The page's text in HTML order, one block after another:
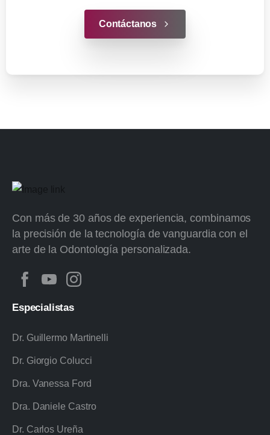
Contáctanos
Con más de 30 años de experiencia, combinamos
la precisión de la tecnología de vanguardia con el
arte de la Odontología personalizada.
Especialistas
Dr. Guillermo Martinelli
Dr. Giorgio Colucci
Dra. Vanessa Ford
Dra. Daniele Castro
Dr. Carlos Ureña